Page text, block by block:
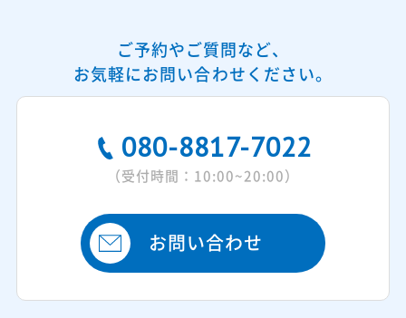
ご予約やご質問など、
お気軽にお問い合わせください。
080-8817-7022
（受付時間：10:00~20:00）
お問い合わせ